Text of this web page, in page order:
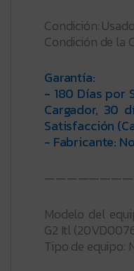
Condición:
Condición de la
Garantía:
- 180 Días por
Cargador, 30
Satisfacción
- Fabricante:
————————
Modelo del
G2 Itl
Tipo de equipo: